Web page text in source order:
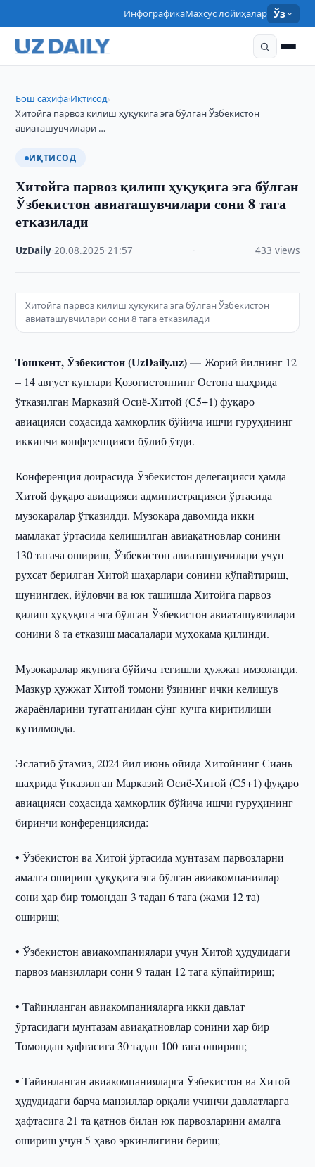
ИнфографикаМахсус лойиҳалар Ўз
Бош саҳифа›Иқтисод›
Хитойга парвоз қилиш ҳуқуқига эга бўлган Ўзбекистон
авиаташувчилари …
ИҚТИСОД
Хитойга парвоз қилиш ҳуқуқига эга бўлган
Ўзбекистон авиаташувчилари сони 8 тага
етказилади
UzDaily ·20.08.2025 ·21:57 433 views
Хитойга парвоз қилиш ҳуқуқига эга бўлган Ўзбекистон
авиаташувчилари сони 8 тага етказилади
Тошкент, Ўзбекистон (UzDaily.uz) —Жорий йилнинг 12
– 14 август кунлари Қозоғистоннинг Остона шаҳрида
ўтказилган Марказий Осиё-Хитой (С5+1) фуқаро
авиацияси соҳасида ҳамкорлик бўйича ишчи гуруҳининг
иккинчи конференцияси бўлиб ўтди.
Конференция доирасида Ўзбекистон делегацияси ҳамда
Хитой фуқаро авиацияси администрацияси ўртасида
музокаралар ўтказилди. Музокара давомида икки
мамлакат ўртасида келишилган авиақатновлар сонини
130 тагача ошириш, Ўзбекистон авиаташувчилари учун
рухсат берилган Хитой шаҳарлари сонини кўпайтириш,
шунингдек, йўловчи ва юк ташишда Хитойга парвоз
қилиш ҳуқуқига эга бўлган Ўзбекистон авиаташувчилари
сонини 8 та етказиш масалалари муҳокама қилинди.
Музокаралар якунига бўйича тегишли ҳужжат имзоланди.
Мазкур ҳужжат Хитой томони ўзининг ички келишув
жараёнларини тугатганидан сўнг кучга киритилиши
кутилмоқда.
Эслатиб ўтамиз, 2024 йил июнь ойида Хитойнинг Сиань
шаҳрида ўтказилган Марказий Осиё-Хитой (С5+1) фуқаро
авиацияси соҳасида ҳамкорлик бўйича ишчи гуруҳининг
биринчи конференциясида:
• Ўзбекистон ва Хитой ўртасида мунтазам парвозларни
амалга ошириш ҳуқуқига эга бўлган авиакомпаниялар
сони ҳар бир томондан 3 тадан 6 тага (жами 12 та)
ошириш;
• Ўзбекистон авиакомпаниялари учун Хитой ҳудудидаги
парвоз манзиллари сони 9 тадан 12 тага кўпайтириш;
• Тайинланган авиакомпанияларга икки давлат
ўртасидаги мунтазам авиақатновлар сонини ҳар бир
Томондан ҳафтасига 30 тадан 100 тага ошириш;
• Тайинланган авиакомпанияларга Ўзбекистон ва Хитой
ҳудудидаги барча манзиллар орқали учинчи давлатларга
ҳафтасига 21 та қатнов билан юк парвозларини амалга
ошириш учун 5-ҳаво эркинлигини бериш;